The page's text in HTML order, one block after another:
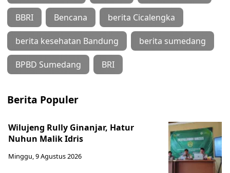
BBRI Bencana berita Cicalengka
berita kesehatan Bandung berita sumedang
BPBD Sumedang BRI
Berita Populer
Wilujeng Rully Ginanjar, Hatur
Nuhun Malik Idris
Minggu, 9 Agustus 2026